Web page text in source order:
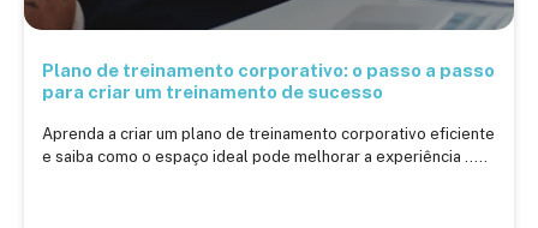
Plano de treinamento corporativo: o passo a passo
para criar um treinamento de sucesso
Aprenda a criar um plano de treinamento corporativo eficiente
e saiba como o espaço ideal pode melhorar a experiência .....